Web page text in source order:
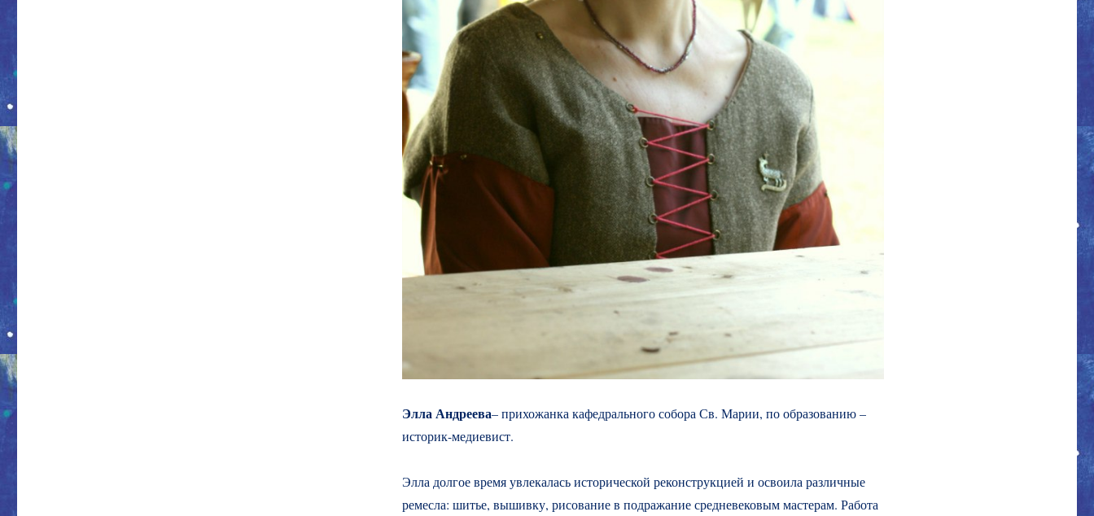
Элла Андреева– прихожанка кафедрального собора Св. Марии, по образованию –
историк-медиевист.
Элла долгое время увлекалась исторической реконструкцией и освоила различные
ремесла: шитье, вышивку, рисование в подражание средневековым мастерам. Работа